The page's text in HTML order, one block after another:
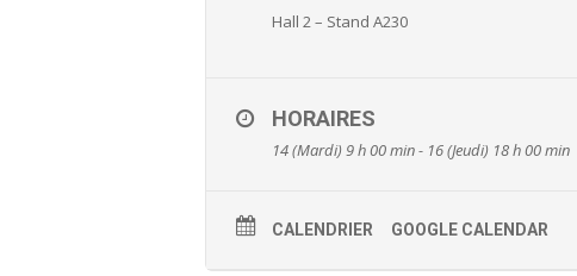
Hall 2 – Stand A230
HORAIRES
14 (Mardi) 9 h 00 min - 16 (Jeudi) 18 h 00 min
CALENDRIER GOOGLE CALENDAR